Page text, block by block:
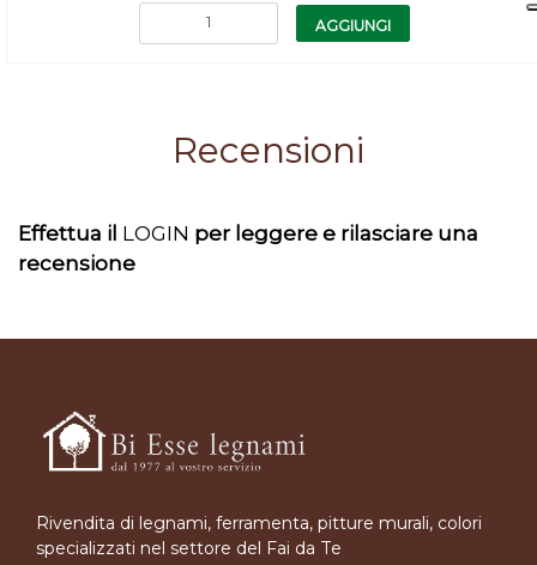
Quantità
AGGIUNGI
Recensioni
Effettua il LOGIN per leggere e rilasciare una
recensione
Rivendita di legnami, ferramenta, pitture murali, colori
specializzati nel settore del Fai da Te